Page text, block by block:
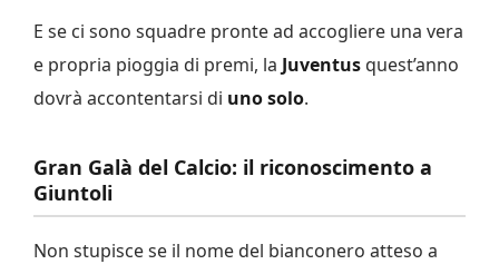
E se ci sono squadre pronte ad accogliere una vera
e propria pioggia di premi, la Juventus quest’anno
dovrà accontentarsi di uno solo.
Gran Galà del Calcio: il riconoscimento a
Giuntoli
Non stupisce se il nome del bianconero atteso a